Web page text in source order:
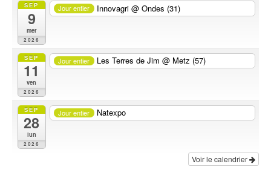
SEP
9
mer
2026
Jour entier Innovagri@ Ondes (31)
SEP
11
ven
2026
Jour entier Les Terres de Jim@ Metz (57)
SEP
28
lun
2026
Jour entier Natexpo
Voir le calendrier